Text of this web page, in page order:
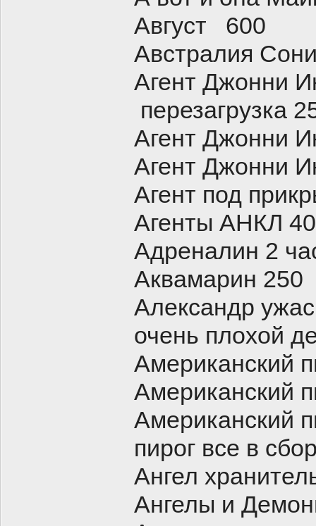
Август 600
Австралия
Агент Джонни
перезагрузка
Агент Джонни
Агент Джонни
Агент под
Агенты АНКЛ
Адреналин 2
Аквамарин 250
Александр
очень плохой
Американский
Американский
Американский
пирог все в
Ангел
Ангелы и